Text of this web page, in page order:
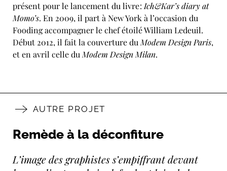
présent pour le lancement du livre :Ich&Kar’s diary at
Momo’s. En 2009, il part à New York à l’occasion du
Fooding accompagner le chef étoilé William Ledeuil.
Début 2012, il fait la couverture duModem Design Paris,
et en avril celle duModem Design Milan.
AUTRE PROJET
Remède à la déconfiture
L’image des graphistes s’empiffrant devant